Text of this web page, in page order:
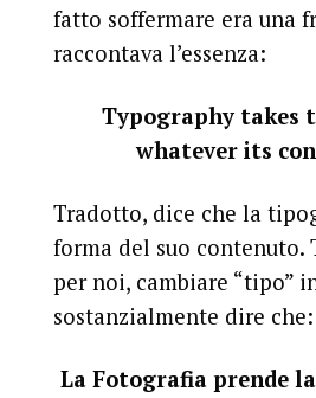
fatto soffermare era una
raccontava l’essenza:
Typography takes
whatever its
Tradotto, dice che la
forma del suo contenuto.
per noi, cambiare “tipo”
sostanzialmente dire che:
La Fotografia prende